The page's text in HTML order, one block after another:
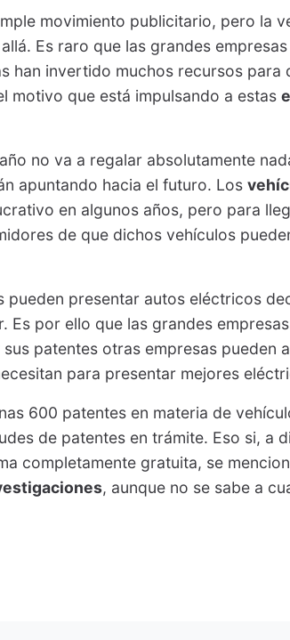
movimiento publicitario, pero la
Es raro que las grandes
han invertido muchos recursos para
motivo que está impulsando a estas
no va a regalar absolutamente
apuntando hacia el futuro. Los
en algunos años, pero para
de que dichos vehículos
pueden presentar autos eléctricos
Es por ello que las grandes
patentes otras empresas pueden
para presentar mejores
600 patentes en materia de
de patentes en trámite. Eso si, a
completamente gratuita, se
, aunque no se sabe a